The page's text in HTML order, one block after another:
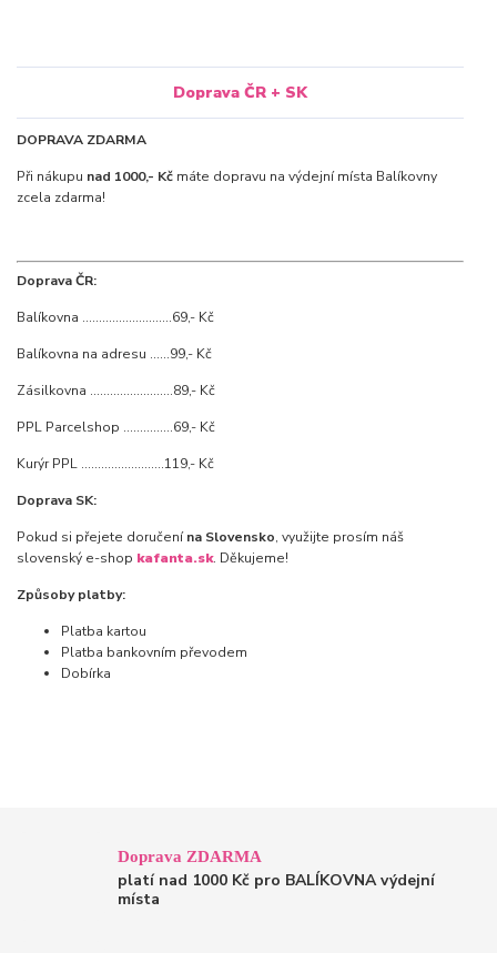
Doprava ČR + SK
DOPRAVA ZDARMA
Při nákupu nad 1000,- Kč máte dopravu na výdejní místa Balíkovny
zcela zdarma!
Doprava ČR:
Balíkovna ...........................69,- Kč
Balíkovna na adresu ......99,- Kč
Zásilkovna .........................89,- Kč
PPL Parcelshop ...............69,- Kč
Kurýr PPL .........................119,- Kč
Doprava SK:
Pokud si přejete doručenína Slovensko, využijte prosím náš
slovenský e-shop kafanta.sk. Děkujeme!
Způsoby platby:
Platba kartou
Platba bankovním převodem
Dobírka
Doprava ZDARMA
platí nad 1000 Kč pro BALÍKOVNA výdejní
místa